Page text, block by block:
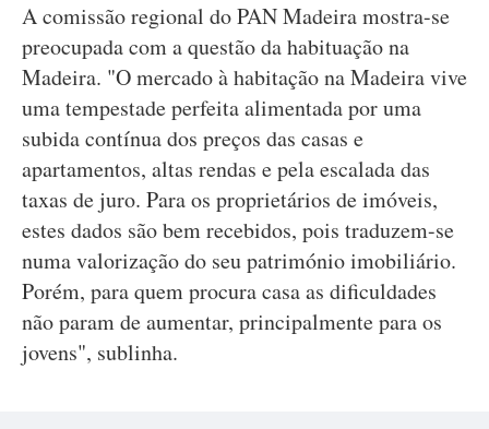
A comissão regional do PAN Madeira mostra-se
preocupada com a questão da habituação na
Madeira. "O mercado à habitação na Madeira vive
uma tempestade perfeita alimentada por uma
subida contínua dos preços das casas e
apartamentos, altas rendas e pela escalada das
taxas de juro. Para os proprietários de imóveis,
estes dados são bem recebidos, pois traduzem-se
numa valorização do seu património imobiliário.
Porém, para quem procura casa as dificuldades
não param de aumentar, principalmente para os
jovens", sublinha.